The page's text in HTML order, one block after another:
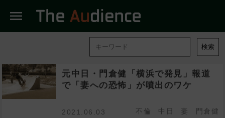
menu
検索
元中日・門倉健「横浜で発見」報道
で「妻への恐怖」が噴出のワケ
2021.06.03 不倫 中日 妻 門倉健